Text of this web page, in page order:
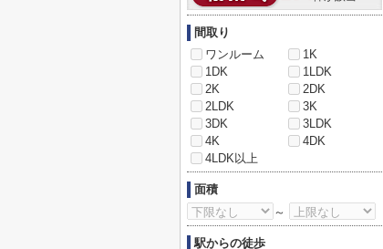
間取り
ワンルーム
1K
1DK
1LDK
2K
2DK
2LDK
3K
3DK
3LDK
4K
4DK
4LDK以上
面積
～
駅からの徒歩